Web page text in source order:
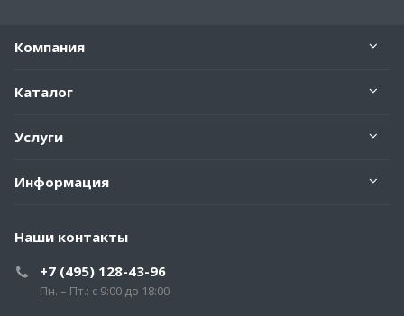
Компания
Каталог
Услуги
Информация
Наши контакты
+7 (495) 128-43-96
Пн. – Пт.: с 9:00 до 18:00